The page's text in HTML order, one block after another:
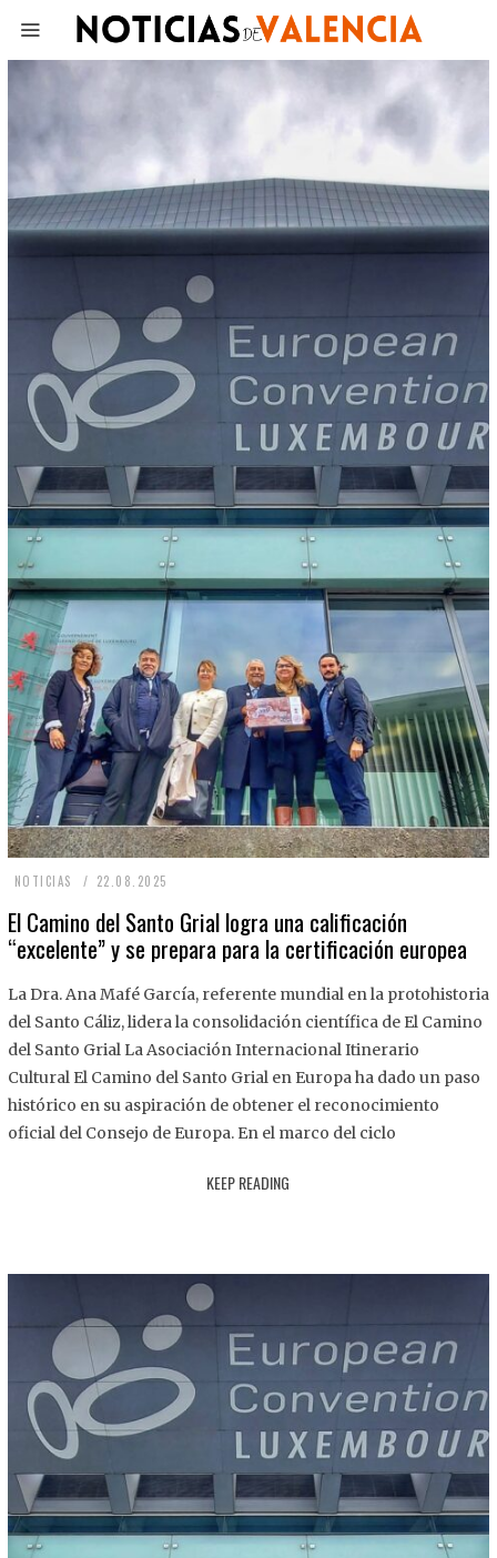
NOTICIAS 22.08.2025
.
8
2
2
El Camino del Santo Grial logra una calificación
“excelente” y se prepara para la certificación europea
La Dra. Ana Mafé García, referente mundial en la protohistoria
del Santo Cáliz, lidera la consolidación científica de El Camino
del Santo Grial La Asociación Internacional Itinerario
Cultural El Camino del Santo Grial en Europa ha dado un paso
histórico en su aspiración de obtener el reconocimiento
oficial del Consejo de Europa. En el marco del ciclo
KEEP READING